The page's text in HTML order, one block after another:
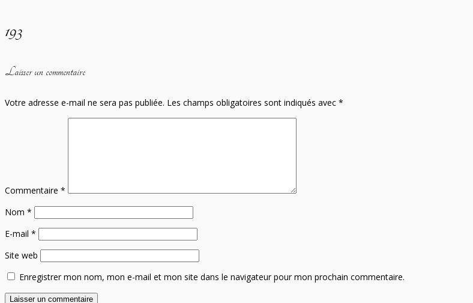
193
Laisser un commentaire
Votre adresse e-mail ne sera pas publiée. Les champs obligatoires sont indiqués avec *
Commentaire *
Nom *
E-mail *
Site web
Enregistrer mon nom, mon e-mail et mon site dans le navigateur pour mon prochain commentaire.